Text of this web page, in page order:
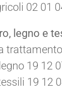
02 01
legno e
19 12
19 12